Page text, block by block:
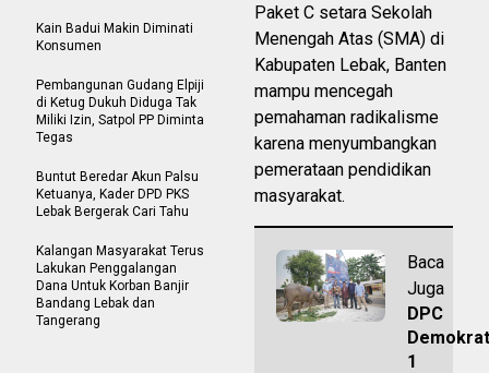
Paket C setara Sekolah
Menengah Atas (SMA) di
Kabupaten Lebak, Banten
mampu mencegah
pemahaman radikalisme
karena menyumbangkan
pemerataan pendidikan
masyarakat.
Baca
Juga
DPC
Demokrat
1
Kain Badui Makin Diminati
Konsumen
Pembangunan Gudang Elpiji
di Ketug Dukuh Diduga Tak
Miliki Izin, Satpol PP Diminta
Tegas
Buntut Beredar Akun Palsu
Ketuanya, Kader DPD PKS
Lebak Bergerak Cari Tahu
Kalangan Masyarakat Terus
Lakukan Penggalangan
Dana Untuk Korban Banjir
Bandang Lebak dan
Tangerang